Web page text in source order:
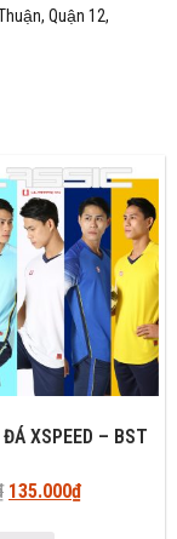
Quận 12,
XSPEED – BST
135.000₫